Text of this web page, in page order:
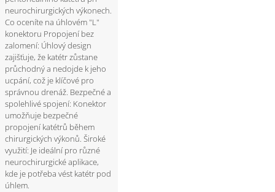
neurochirurgických výkonech.
Co oceníte na úhlovém "L"
konektoru Propojení bez
zalomení: Úhlový design
zajišťuje, že katétr zůstane
průchodný a nedojde k jeho
ucpání, což je klíčové pro
správnou drenáž. Bezpečné a
spolehlivé spojení: Konektor
umožňuje bezpečné
propojení katétrů během
chirurgických výkonů. Široké
využití: Je ideální pro různé
neurochirurgické aplikace,
kde je potřeba vést katétr pod
úhlem.